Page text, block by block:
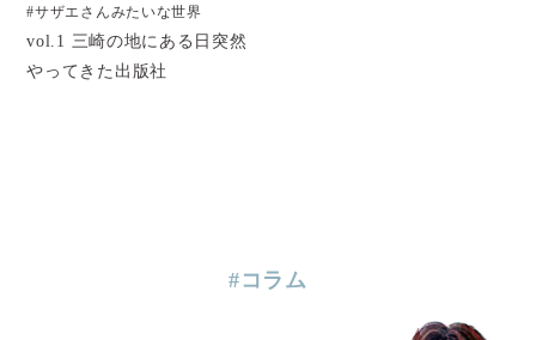
#サザエさんみたいな世界
vol.1 三崎の地にある日突然
やってきた出版社
#コラム